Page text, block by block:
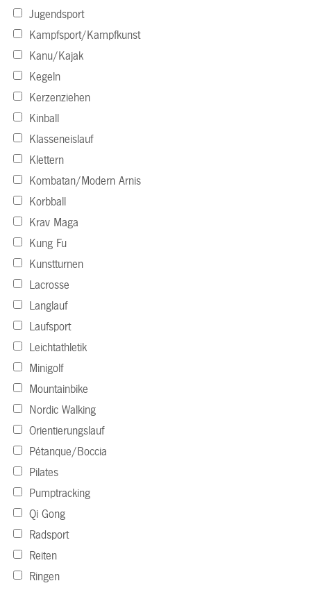
Jugendsport
Kampfsport/Kampfkunst
Kanu/Kajak
Kegeln
Kerzenziehen
Kinball
Klasseneislauf
Klettern
Kombatan/Modern Arnis
Korbball
Krav Maga
Kung Fu
Kunstturnen
Lacrosse
Langlauf
Laufsport
Leichtathletik
Minigolf
Mountainbike
Nordic Walking
Orientierungslauf
Pétanque/Boccia
Pilates
Pumptracking
Qi Gong
Radsport
Reiten
Ringen